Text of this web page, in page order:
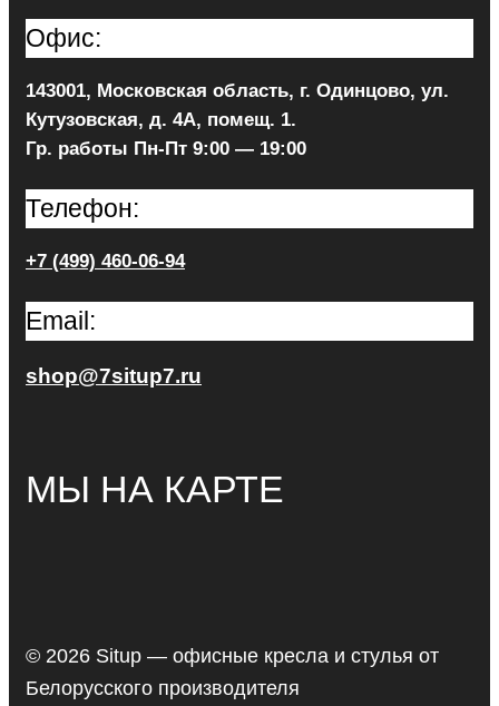
Офис:
143001, Московская область, г. Одинцово, ул.
Кутузовская, д. 4А, помещ. 1.
Гр. работы Пн-Пт 9:00 — 19:00
Телефон:
+7 (499) 460-06-94
Email:
shop@7situp7.ru
МЫ НА КАРТЕ
© 2026 Situp — офисные кресла и стулья от
Белорусского производителя